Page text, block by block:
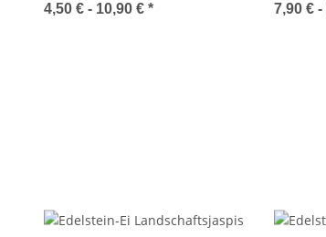
4,50 € - 10,90 € * 7,90 € -